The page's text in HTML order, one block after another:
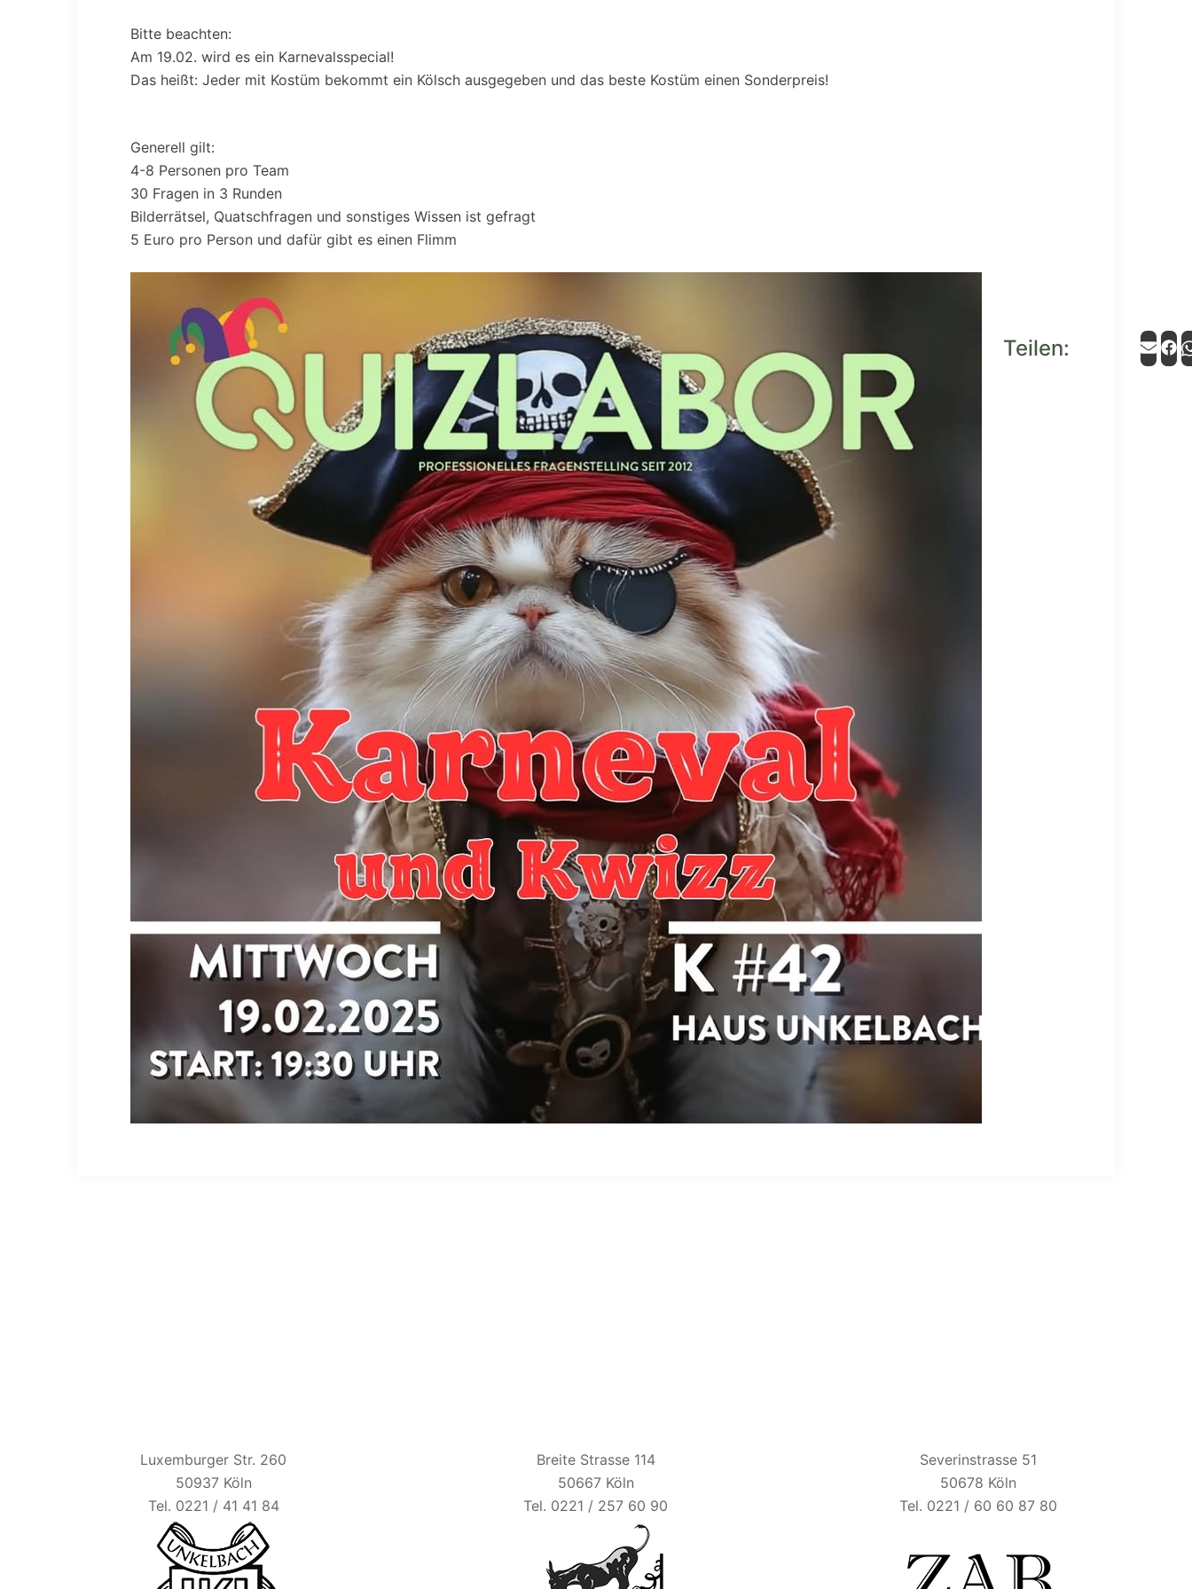
Bitte beachten:
Am 19.02. wird es ein Karnevalsspecial!
Das heißt: Jeder mit Kostüm bekommt ein Kölsch ausgegeben und das beste Kostüm einen Sonderpreis!
Generell gilt:
4-8 Personen pro Team
30 Fragen in 3 Runden
Bilderrätsel, Quatschfragen und sonstiges Wissen ist gefragt
5 Euro pro Person und dafür gibt es einen Flimm
Teilen:
Luxemburger Str. 260
50937 Köln
Tel. 0221 / 41 41 84
Breite Strasse 114
50667 Köln
Tel. 0221 / 257 60 90
Severinstrasse 51
50678 Köln
Tel. 0221 / 60 60 87 80